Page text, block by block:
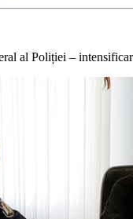
al Poliției –